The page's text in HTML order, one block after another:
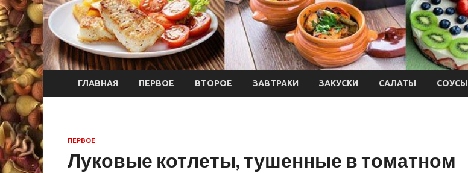
ГЛАВНАЯ ПЕРВОЕ ВТОРОЕ ЗАВТРАКИ ЗАКУСКИ САЛАТЫ СОУСЫ
ПЕРВОЕ
Луковые котлеты, тушенные в томатном